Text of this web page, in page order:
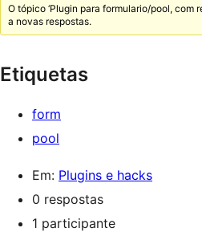
O tópico ‘Plugin para formulario/pool, com
a novas respostas.
Etiquetas
form
pool
Em: Plugins e hacks
0 respostas
1 participante